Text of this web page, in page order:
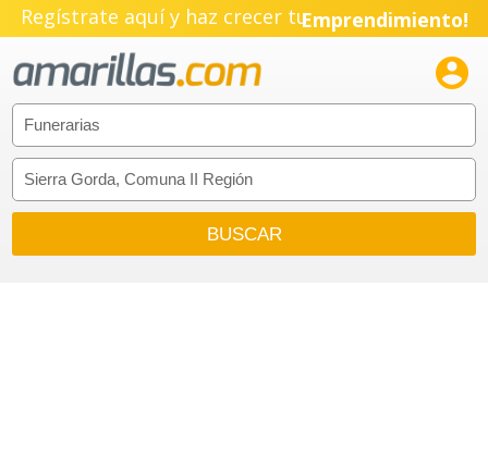
Regístrate aquí y haz crecer tuEmprendimiento!
